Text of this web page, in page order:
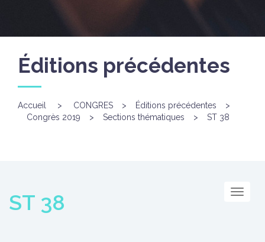
Éditions précédentes
Accueil > CONGRES > Éditions précédentes
>
Congrès 2019
> Sections thématiques > ST 38
Menu
ST 38